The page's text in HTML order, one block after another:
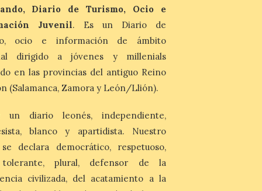
público infantil y, el resto del […]
Más de 200.000 jóvenes
nacidos en 2008 ya han
solicitado el Bono Cultural
Joven 2026 en su primer
mes de vigencia
7 Ago 2026
Las personas que hayan
cumplido o cumplan 18
años en 2026 pueden
solicitar esta ayuda en la
web
https://bonoculturajoven.gob.es/ hasta el
Diario de Turismo, Ocio e
Juvenil. Es un Diario de
ocio e información de ámbito
dirigido a jóvenes y millenials
en las provincias del antiguo Reino
(Salamanca, Zamora y León/Llión).
un diario leonés, independiente,
blanco y apartidista. Nuestro
declara democrático, respetuoso,
tolerante, plural, defensor de la
civilizada, del acatamiento a la